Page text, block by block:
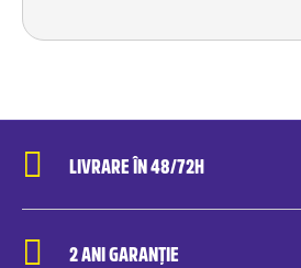
LIVRARE ÎN 48/72H
2 ANI GARANȚIE